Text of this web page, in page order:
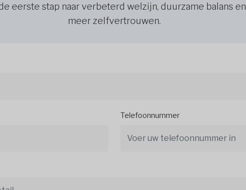
eerste stap naar verbeterd welzijn, duurzame balans en
meer zelfvertrouwen.
Telefoonnummer